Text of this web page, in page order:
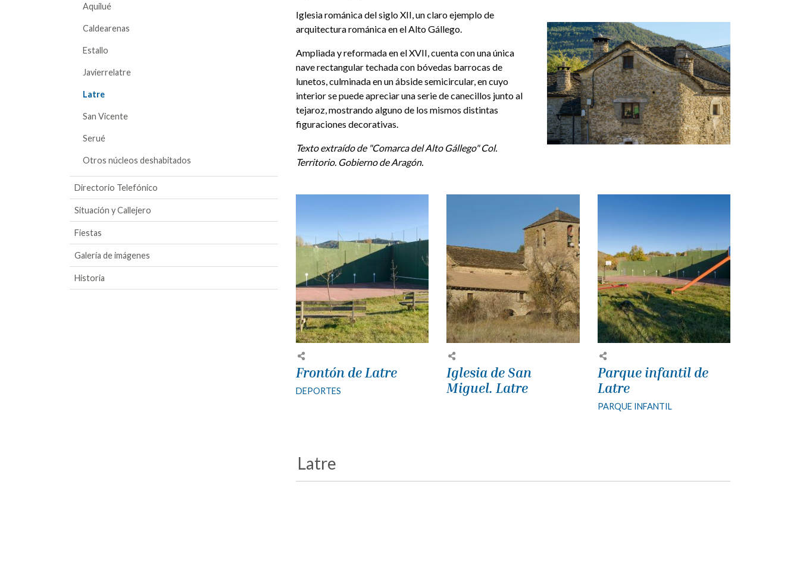
Aquilué
Caldearenas
Estallo
Javierrelatre
Latre
San Vicente
Serué
Otros núcleos deshabitados
Directorio Telefónico
Situación y Callejero
Fiestas
Galería de imágenes
Historia
Iglesia románica del siglo XII, un claro ejemplo de
arquitectura románica en el Alto Gállego.
Ampliada y reformada en el XVII, cuenta con una única
nave rectangular techada con bóvedas barrocas de
lunetos, culminada en un ábside semicircular, en cuyo
interior se puede apreciar una serie de canecillos junto al
tejaroz, mostrando alguno de los mismos distintas
figuraciones decorativas.
Texto extraído de "Comarca del Alto Gállego" Col.
Territorio. Gobierno de Aragón.
Frontón de Latre
DEPORTES
Iglesia de San
Miguel. Latre
Parque infantil de
Latre
PARQUE INFANTIL
Latre